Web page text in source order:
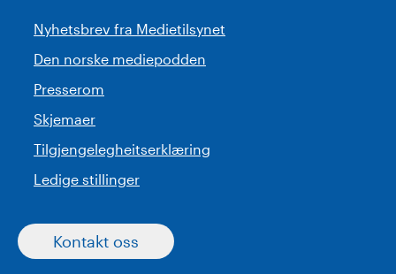
Nyhetsbrev fra Medietilsynet
Den norske mediepodden
Presserom
Skjemaer
Tilgjengelegheitserklæring
Ledige stillinger
Kontakt oss